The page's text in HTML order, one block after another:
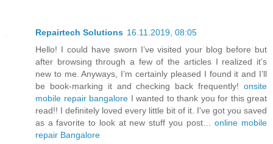
Repairtech Solutions 16.11.2019, 08:05
Hello! I could have sworn I’ve visited your blog before but
after browsing through a few of the articles I realized it’s
new to me. Anyways, I’m certainly pleased I found it and I’ll
be book-marking it and checking back frequently! onsite
mobile repair bangalore I wanted to thank you for this great
read!! I definitely loved every little bit of it. I've got you saved
as a favorite to look at new stuff you post…online mobile
repair Bangalore